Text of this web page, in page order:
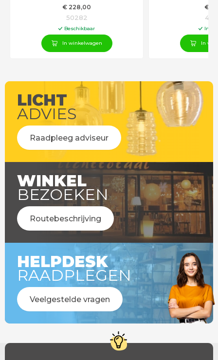
€ 228,00
50282
Beschikbaar
In winkelwagen
€
In
In
LICHT
ADVIES
Raadpleeg adviseur
WINKEL
BEZOEKEN
Routebeschrijving
HELPDESK
RAADPLEGEN
Veelgestelde vragen